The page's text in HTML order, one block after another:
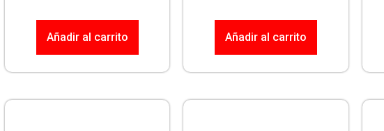
Añadir al carrito Añadir al carrito